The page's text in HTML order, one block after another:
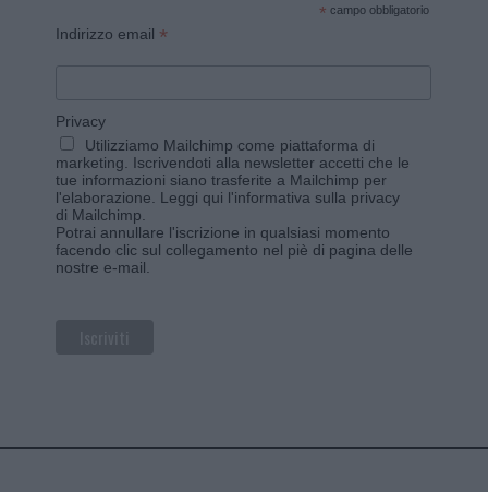
* campo obbligatorio
Indirizzo email *
Privacy
Utilizziamo Mailchimp come piattaforma di
marketing. Iscrivendoti alla newsletter accetti che le
tue informazioni siano trasferite a Mailchimp per
l'elaborazione. Leggi qui l'informativa sulla privacy
di Mailchimp
Potrai annullare l'iscrizione in qualsiasi momento
facendo clic sul collegamento nel piè di pagina delle
nostre e-mail.